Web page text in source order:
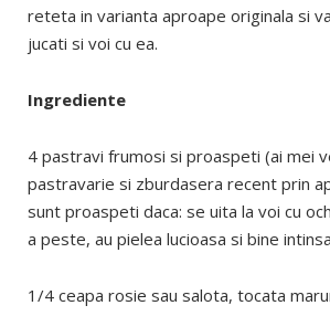
reteta in varianta aproape originala si
jucati si voi cu ea.
Ingrediente
4 pastravi frumosi si proaspeti (ai mei
pastravarie si zburdasera recent prin
sunt proaspeti daca: se uita la voi cu
a peste, au pielea lucioasa si bine
1/4 ceapa rosie sau salota, tocata